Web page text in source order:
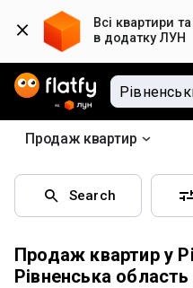
Всі квартири
в додатку ЛУН
Продаж квартир
Search
Продаж квартир у
Рівненська область